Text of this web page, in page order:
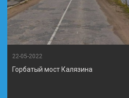
22-05-2022
Горбатый мост Калязина